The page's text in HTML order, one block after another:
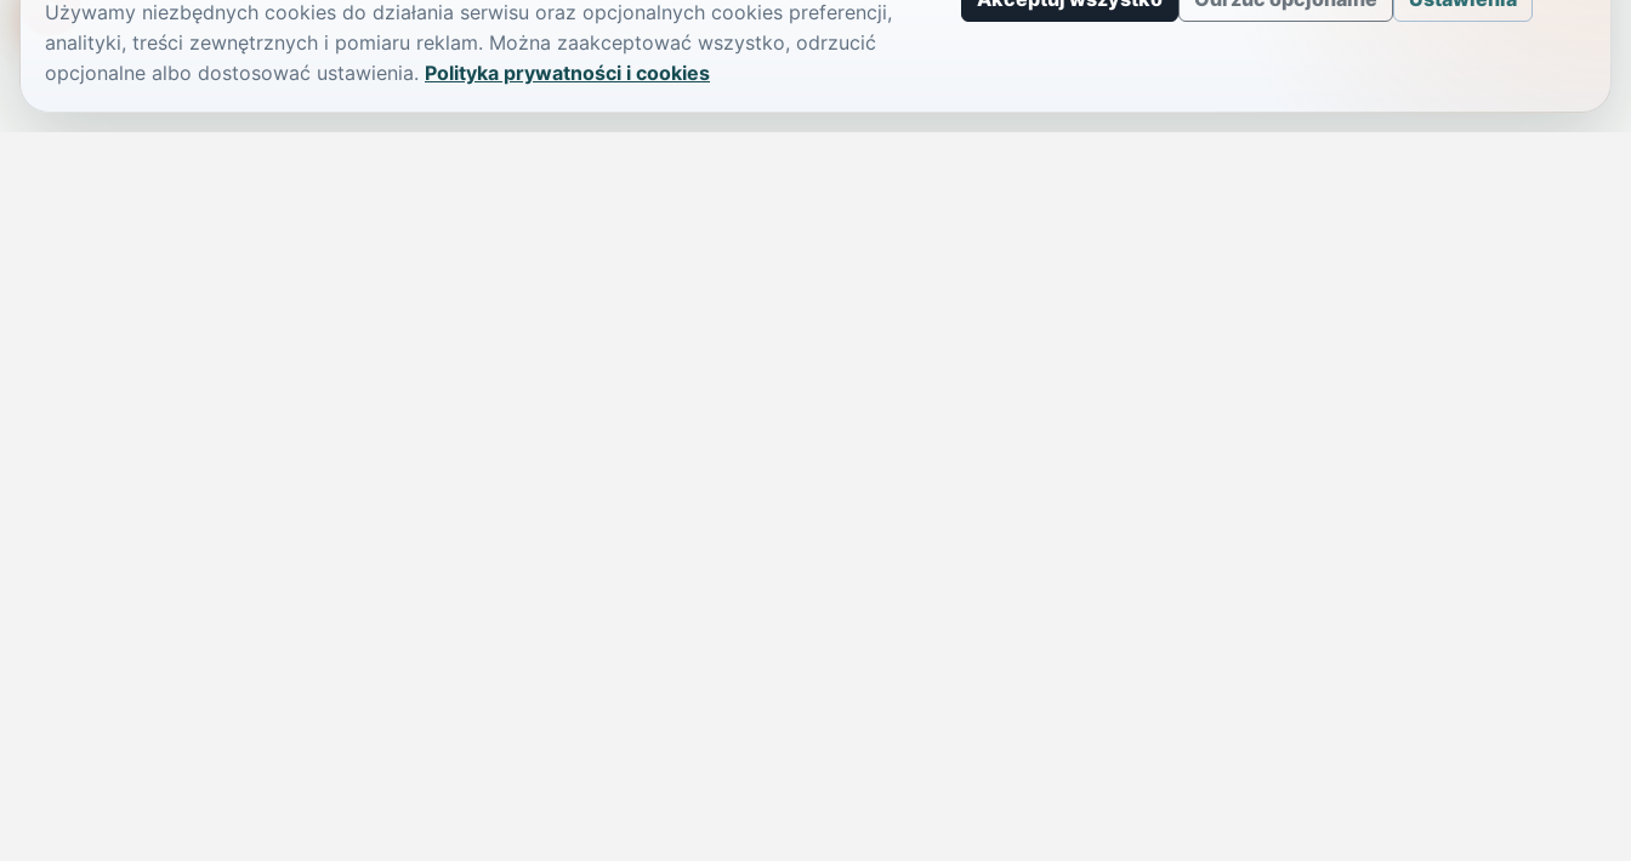
Używamy niezbędnych cookies do działania serwisu oraz opcjonalnych cookies preferencji,
analityki, treści zewnętrznych i pomiaru reklam. Można zaakceptować wszystko, odrzucić
opcjonalne albo dostosować ustawienia. Polityka prywatności i cookies
TikTokowa Jelonka